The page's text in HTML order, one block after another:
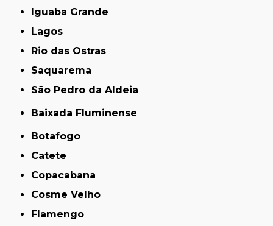
Iguaba Grande
Lagos
Rio das Ostras
Saquarema
São Pedro da Aldeia
Baixada Fluminense
Botafogo
Catete
Copacabana
Cosme Velho
Flamengo